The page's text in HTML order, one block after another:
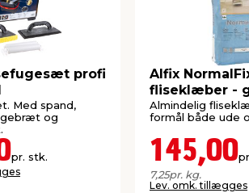
profi
Med spand,
og
pr. stk.
Alfix
fliseklæber -
Almindelig
formål både ude
145,00
7,25pr. kg.
Lev. omk. tillægges